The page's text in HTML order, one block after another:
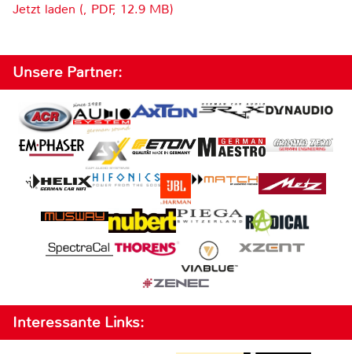
Jetzt laden (, PDF, 12.9 MB)
Unsere Partner:
Interessante Links: